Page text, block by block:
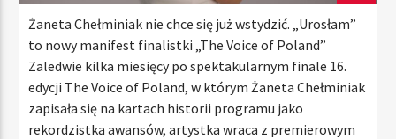
Żaneta Chełminiak nie chce się już wstydzić. „Urosłam”
to nowy manifest finalistki „The Voice of Poland”
Zaledwie kilka miesięcy po spektakularnym finale 16.
edycji The Voice of Poland, w którym Żaneta Chełminiak
zapisała się na kartach historii programu jako
rekordzistka awansów, artystka wraca z premierowym